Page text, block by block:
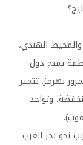
الهندي،
تمنح دول
بهرمز. تتميز
وتواجد
نحو بحر العرب